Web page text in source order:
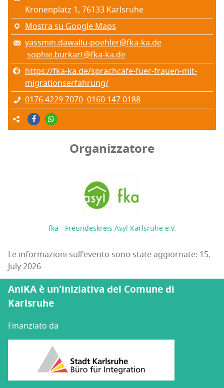
Kro­nen­pla­tz 1, 76133 Karl­sru­he
Mostra su Google Maps
yassmin.dawallu-poehler@fka-ka.de
sophie.burkart@fka-ka.de
https://fka-ka.de/sprachcafe-fuer-frauen-mit-
migrationserfahrung/
0176 4229 7070 0160 147 0188
Organizzatore
fka - Freundeskreis Asyl Karlsruhe e.V.
Le informazioni sull'evento sono state aggiornate: 15.
July 2026
AniKA è un'iniziativa del Comune di
Karlsruhe
Finanziato da